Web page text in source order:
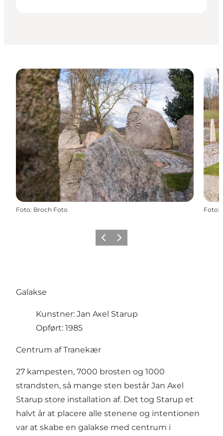
Foto: Broch Foto Foto:
ForrigeNæste
Galakse
Kunstner: Jan Axel Starup
Opført: 1985
Centrum af Tranekær
27 kampesten, 7000 brosten og 1000
strandsten, så mange sten består Jan Axel
Starup store installation af. Det tog Starup et
halvt år at placere alle stenene og intentionen
var at skabe en galakse med centrum i